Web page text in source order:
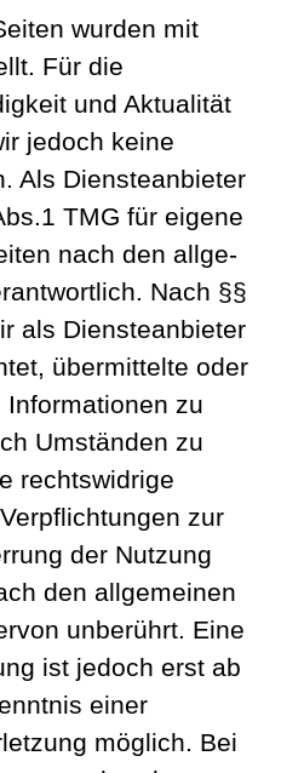
wurden mit
Für die
und Aktua­lität
jedoch keine
Als Diens­te­an­bieter
TMG für eigene
nach den allge­
Nach §§
als Diens­te­an­bieter
übermit­telte oder
zu
Umständen zu
rechts­widrige
zur
der Nutzung
den allge­meinen
unberührt. Eine
ist jedoch erst ab
einer
möglich. Bei